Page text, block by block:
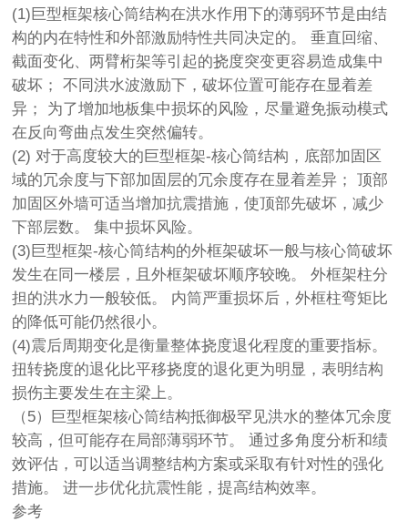
(1)巨型框架核心筒结构在洪水作用下的薄弱环节是由结
构的内在特性和外部激励特性共同决定的。 垂直回缩、
截面变化、两臂桁架等引起的挠度突变更容易造成集中
破坏； 不同洪水波激励下，破坏位置可能存在显着差
异； 为了增加地板集中损坏的风险，尽量避免振动模式
在反向弯曲点发生突然偏转。
(2) 对于高度较大的巨型框架-核心筒结构，底部加固区
域的冗余度与下部加固层的冗余度存在显着差异； 顶部
加固区外墙可适当增加抗震措施，使顶部先破坏，减少
下部层数。 集中损坏风险。
(3)巨型框架-核心筒结构的外框架破坏一般与核心筒破坏
发生在同一楼层，且外框架破坏顺序较晚。 外框架柱分
担的洪水力一般较低。 内筒严重损坏后，外框柱弯矩比
的降低可能仍然很小。
(4)震后周期变化是衡量整体挠度退化程度的重要指标。
扭转挠度的退化比平移挠度的退化更为明显，表明结构
损伤主要发生在主梁上。
（5）巨型框架核心筒结构抵御极罕见洪水的整体冗余度
较高，但可能存在局部薄弱环节。 通过多角度分析和绩
效评估，可以适当调整结构方案或采取有针对性的强化
措施。 进一步优化抗震性能，提高结构效率。
参考